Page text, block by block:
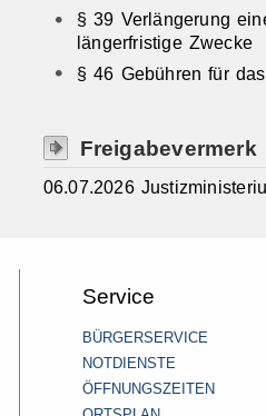
§ 39 Verlängerung
längerfristige Zwecke
§ 46 Gebühren für
Freigabevermerk
06.07.2026
Service
BÜRGERSERVICE
NOTDIENSTE
ÖFFNUNGSZEITEN